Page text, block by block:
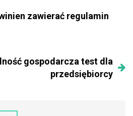
zawierać regulamin
gospodarcza test dla
przedsiębiorcy